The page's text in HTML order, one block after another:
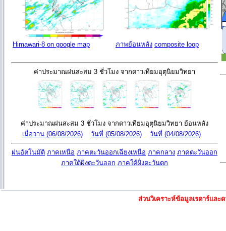
Himawari-8 on google map ภาพย้อนหลัง composite loop
ค่าประมาณฝนสะสม 3 ชั่วโมง จากดาวเทียมอุตุนิยมวิทยา
ค่าประมาณฝนสะสม 3 ชั่วโมง จากดาวเทียมอุตุนิยมวิทยา ย้อนหลัง
เมื่อวาน (06/08/2026)
วันที่ (05/08/2026) วันที่ (04/08/2026)
ฝนอัตโนมัติ ภาคเหนือ ภาคตะวันออกเฉียงเหนือ ภาคกลาง ภาคตะวันออก
ภาคใต้ฝั่งตะวันออก ภาคใต้ฝั่งตะวันตก
ส่วนวิเคราะห์ข้อมูลเรดาร์แล